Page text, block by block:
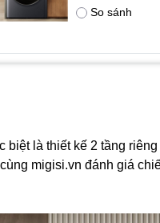
- Độ ồn
So sánh
biệt là thiết kế 2 tầng
migisi.vn đánh giá